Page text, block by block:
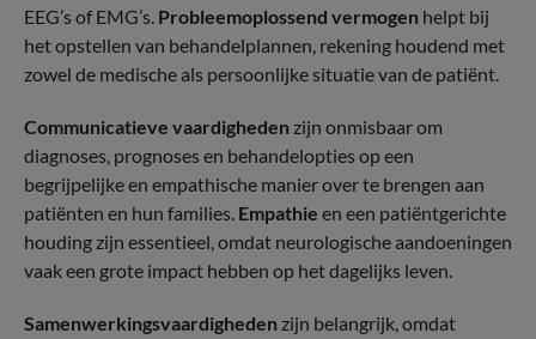
EEG’s of EMG’s. Probleemoplossend vermogen helpt bij
het opstellen van behandelplannen, rekening houdend met
zowel de medische als persoonlijke situatie van de patiënt.
Communicatieve vaardigheden zijn onmisbaar om
diagnoses, prognoses en behandelopties op een
begrijpelijke en empathische manier over te brengen aan
patiënten en hun families. Empathie en een patiëntgerichte
houding zijn essentieel, omdat neurologische aandoeningen
vaak een grote impact hebben op het dagelijks leven.
Samenwerkingsvaardigheden zijn belangrijk, omdat